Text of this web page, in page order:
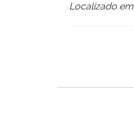
Localizado em